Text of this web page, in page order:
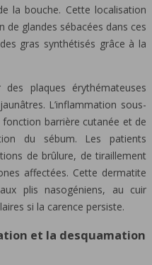
la bouche. Cette localisation
de glandes sébacées dans ces
gras synthétisés grâce à la
plaques érythémateuses
L’inflammation sous-
barrière cutanée et de
du sébum. Les patients
de brûlure, de tiraillement
affectées. Cette dermatite
plis nasogéniens, au cuir
si la carence persiste.
et la desquamation